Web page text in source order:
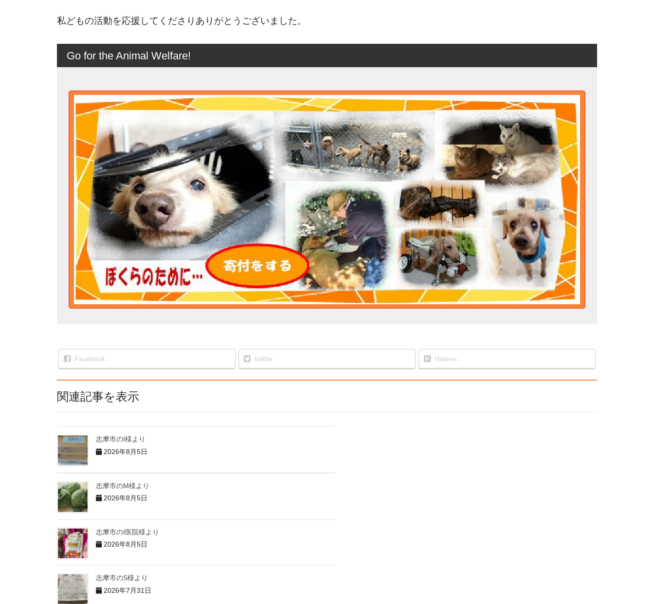
私どもの活動を応援してくださりありがとうございました。
Go for the Animal Welfare!
Facebook twitter Hatena
関連記事を表示
志摩市のI様より
2026年8月5日
志摩市のM様より
2026年8月5日
志摩市のI医院様より
2026年8月5日
志摩市のS様より
2026年7月31日